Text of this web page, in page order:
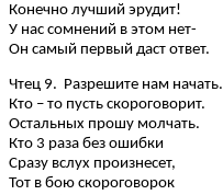
Конечно лучший эрудит!
У нас сомнений в этом нет-
Он самый первый даст ответ.
Чтец 9. Разрешите нам начать.
Кто – то пусть скороговорит.
Остальных прошу молчать.
Кто 3 раза без ошибки
Сразу вслух произнесет,
Тот в бою скороговорок